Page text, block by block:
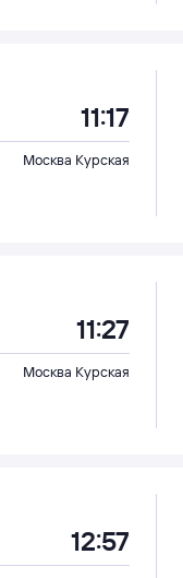
11:17
Москва Курская
11:27
Москва Курская
12:57